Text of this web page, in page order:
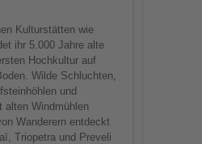
Kulturstätten wie
ihr 5.000 Jahre alte
Hochkultur auf
Wilde Schluchten,
und
alten Windmühlen
Wanderern entdeckt
Triopetra und Preveli